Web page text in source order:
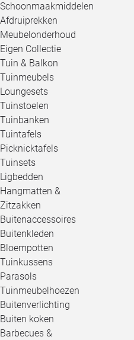
Schoonmaakmiddelen
Afdruiprekken
Meubelonderhoud
Eigen Collectie
Tuin & Balkon
Tuinmeubels
Loungesets
Tuinstoelen
Tuinbanken
Tuintafels
Picknicktafels
Tuinsets
Ligbedden
Hangmatten &
Zitzakken
Buitenaccessoires
Buitenkleden
Bloempotten
Tuinkussens
Parasols
Tuinmeubelhoezen
Buitenverlichting
Buiten koken
Barbecues &